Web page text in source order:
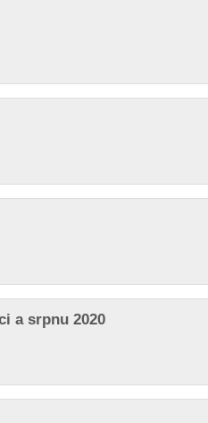
a srpnu 2020